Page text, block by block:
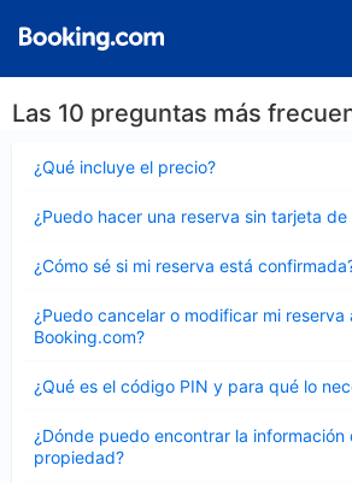
Las 10 preguntas más
¿Qué incluye el precio?
cerrado
¿Puedo hacer una reserva sin tarjeta
cerrado
¿Cómo sé si mi reserva está
cerrado
¿Puedo cancelar o modificar mi reserva
Booking.com?
cerrado
¿Qué es el código PIN y para qué lo
cerrado
¿Dónde puedo encontrar la
propiedad?
cerrado